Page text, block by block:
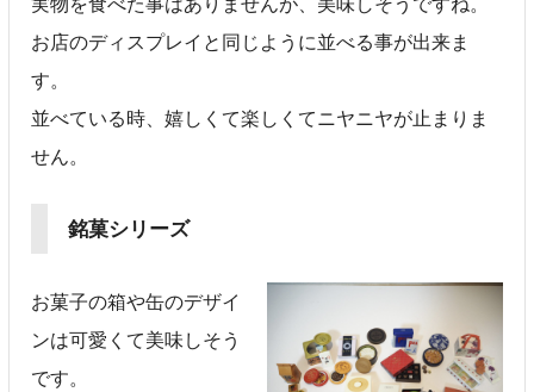
お店のディスプレイと同じように並べる事が出来ま
す。
並べている時、嬉しくて楽しくてニヤニヤが止まりま
せん。
銘菓シリーズ
お菓子の箱や缶のデザイ
ンは可愛くて美味しそう
です。